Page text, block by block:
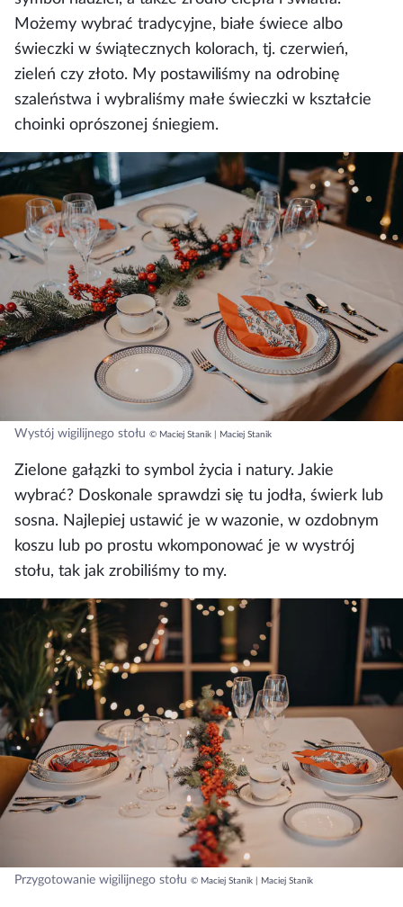
Możemy wybrać tradycyjne, białe świece albo
świeczki w świątecznych kolorach, tj. czerwień,
zieleń czy złoto. My postawiliśmy na odrobinę
szaleństwa i wybraliśmy małe świeczki w kształcie
choinki oprószonej śniegiem.
Wystój wigilijnego stołu © Maciej Stanik | Maciej Stanik
Zielone gałązki to symbol życia i natury. Jakie
wybrać? Doskonale sprawdzi się tu jodła, świerk lub
sosna. Najlepiej ustawić je w wazonie, w ozdobnym
koszu lub po prostu wkomponować je w wystrój
stołu, tak jak zrobiliśmy to my.
Przygotowanie wigilijnego stołu © Maciej Stanik | Maciej Stanik